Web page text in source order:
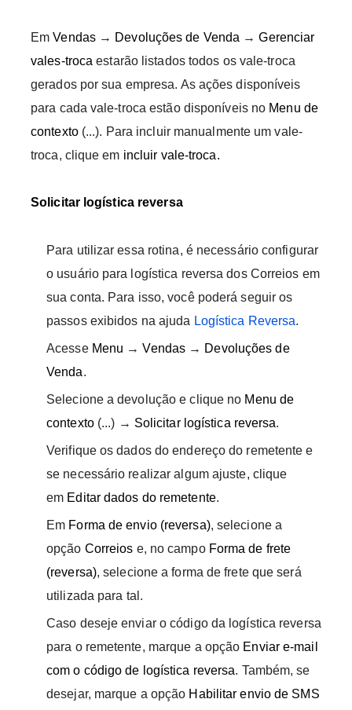
EmVendas→ Devoluções de Venda →Gerenciar
vales-troca estarão listados todos os vale-troca
gerados por sua empresa. As ações disponíveis
para cada vale-troca estão disponíveis no Menu de
contexto(...). Para incluir manualmente um vale-
troca, clique em incluir vale-troca.
Solicitar logística reversa
Para utilizar essa rotina, é necessário configurar
o usuário para logística reversa dos Correios em
sua conta. Para isso, você poderá seguir os
passos exibidos na ajuda Logística Reversa.
Acesse Menu →Vendas → Devoluções de
Venda.
Selecione a devolução e clique no Menu de
contexto(...) → Solicitar logística reversa.
Verifique os dados do endereço do remetente e
se necessário realizar algum ajuste, clique
em Editar dados do remetente.
Em Forma de envio (reversa), selecione a
opção Correios e, no campo Forma de frete
(reversa), selecione a forma de frete que será
utilizada para tal.
Caso deseje enviar o código da logística reversa
para o remetente, marque a opção Enviar e-mail
com o código de logística reversa. Também, se
desejar, marque a opção Habilitar envio de SMS